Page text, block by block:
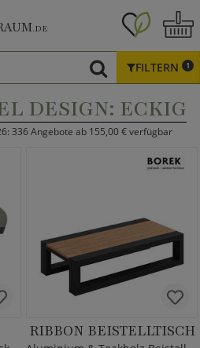
.DE
FILTERN 1
DESIGN: ECKIG
336 Angebote ab 155,00 € verfügbar
RIBBON BEISTELLTISCH